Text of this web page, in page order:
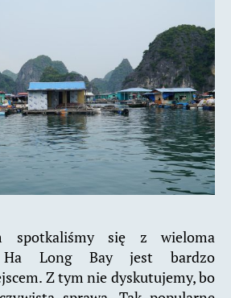
spotkaliśmy się z wieloma
Ha Long Bay jest bardzo
Z tym nie dyskutujemy, bo